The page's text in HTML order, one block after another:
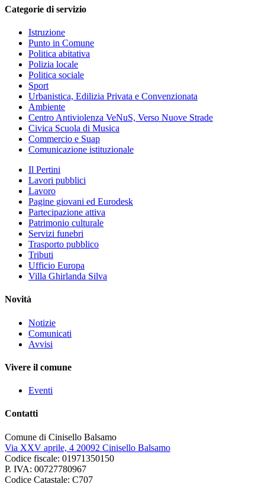
Categorie di servizio
Istruzione
Punto in Comune
Politica abitativa
Polizia locale
Politica sociale
Sport
Urbanistica, Edilizia Privata e Convenzionata
Ambiente
Centro Antiviolenza VeNuS, Verso Nuove Strade
Civica Scuola di Musica
Commercio e Suap
Comunicazione istituzionale
Il Pertini
Lavori pubblici
Lavoro
Pagine giovani ed Eurodesk
Partecipazione attiva
Patrimonio culturale
Servizi funebri
Trasporto pubblico
Tributi
Ufficio Europa
Villa Ghirlanda Silva
Novità
Notizie
Comunicati
Avvisi
Vivere il comune
Eventi
Contatti
Comune di Cinisello Balsamo
Via XXV aprile, 4 20092 Cinisello Balsamo
Codice fiscale: 01971350150
P. IVA: 00727780967
Codice Catastale: C707